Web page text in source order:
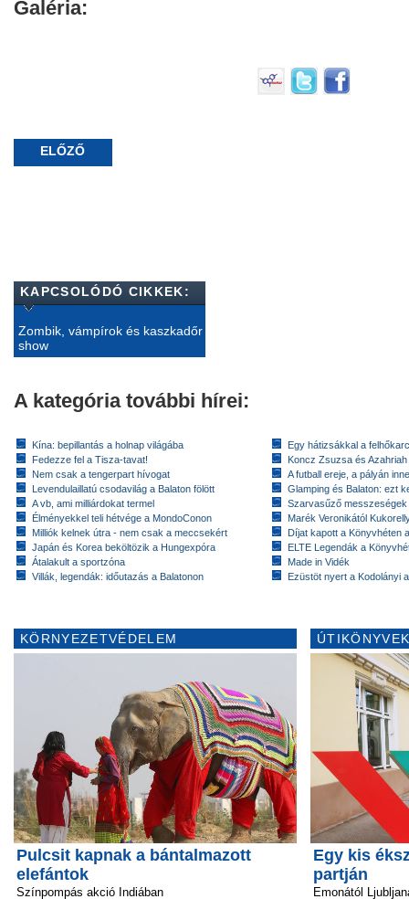
Galéria:
ELŐZŐ
KAPCSOLÓDÓ CIKKEK:
Zombik, vámpírok és kaszkadőr
show
A kategória további hírei:
Kína: bepillantás a holnap világába
Fedezze fel a Tisza-tavat!
Nem csak a tengerpart hívogat
Levendulaillatú csodavilág a Balaton fölött
A vb, ami milliárdokat termel
Élményekkel teli hétvége a MondoConon
Milliók kelnek útra - nem csak a meccsekért
Japán és Korea beköltözik a Hungexpóra
Átalakult a sportzóna
Villák, legendák: időutazás a Balatonon
Egy hátizsákkal a
Koncz Zsuzsa és
A futball ereje, a pályán
Glamping és Balaton: ezt
Szarvasűző messzeségek
Marék Veronikától
Díjat kapott a Könyvhéten
ELTE Legendák a
Made in Vidék
Ezüstöt nyert a Kodolányi
KÖRNYEZETVÉDELEM
Pulcsit kapnak a bántalmazott
elefántok
Színpompás akció Indiában
Egy kis
partján
Emonától